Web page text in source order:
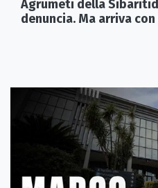
Agrumeti della
denuncia. Ma arriva